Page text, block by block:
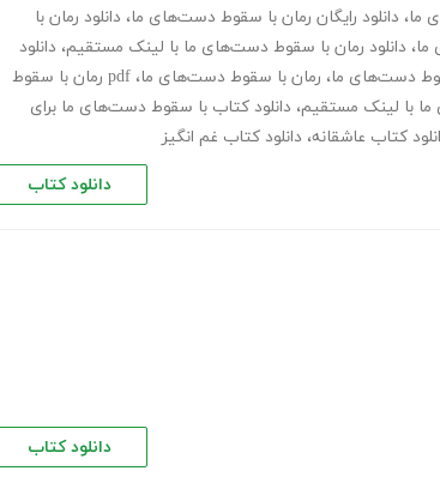
ما، دانلود رایگان رمان با سقوط دست‌های ما، دانلود رمان با
ما، دانلود رمان با سقوط دست‌های ما با لینک مستقیم، دانلود
دست‌های ما، رمان با سقوط دست‌های ما،
pdf رمان با سقوط
با لینک مستقیم، دانلود کتاب با سقوط دست‌های ما برای
کتاب عاشقانه، دانلود کتاب غم انگیز
دانلود کتاب
دانلود کتاب